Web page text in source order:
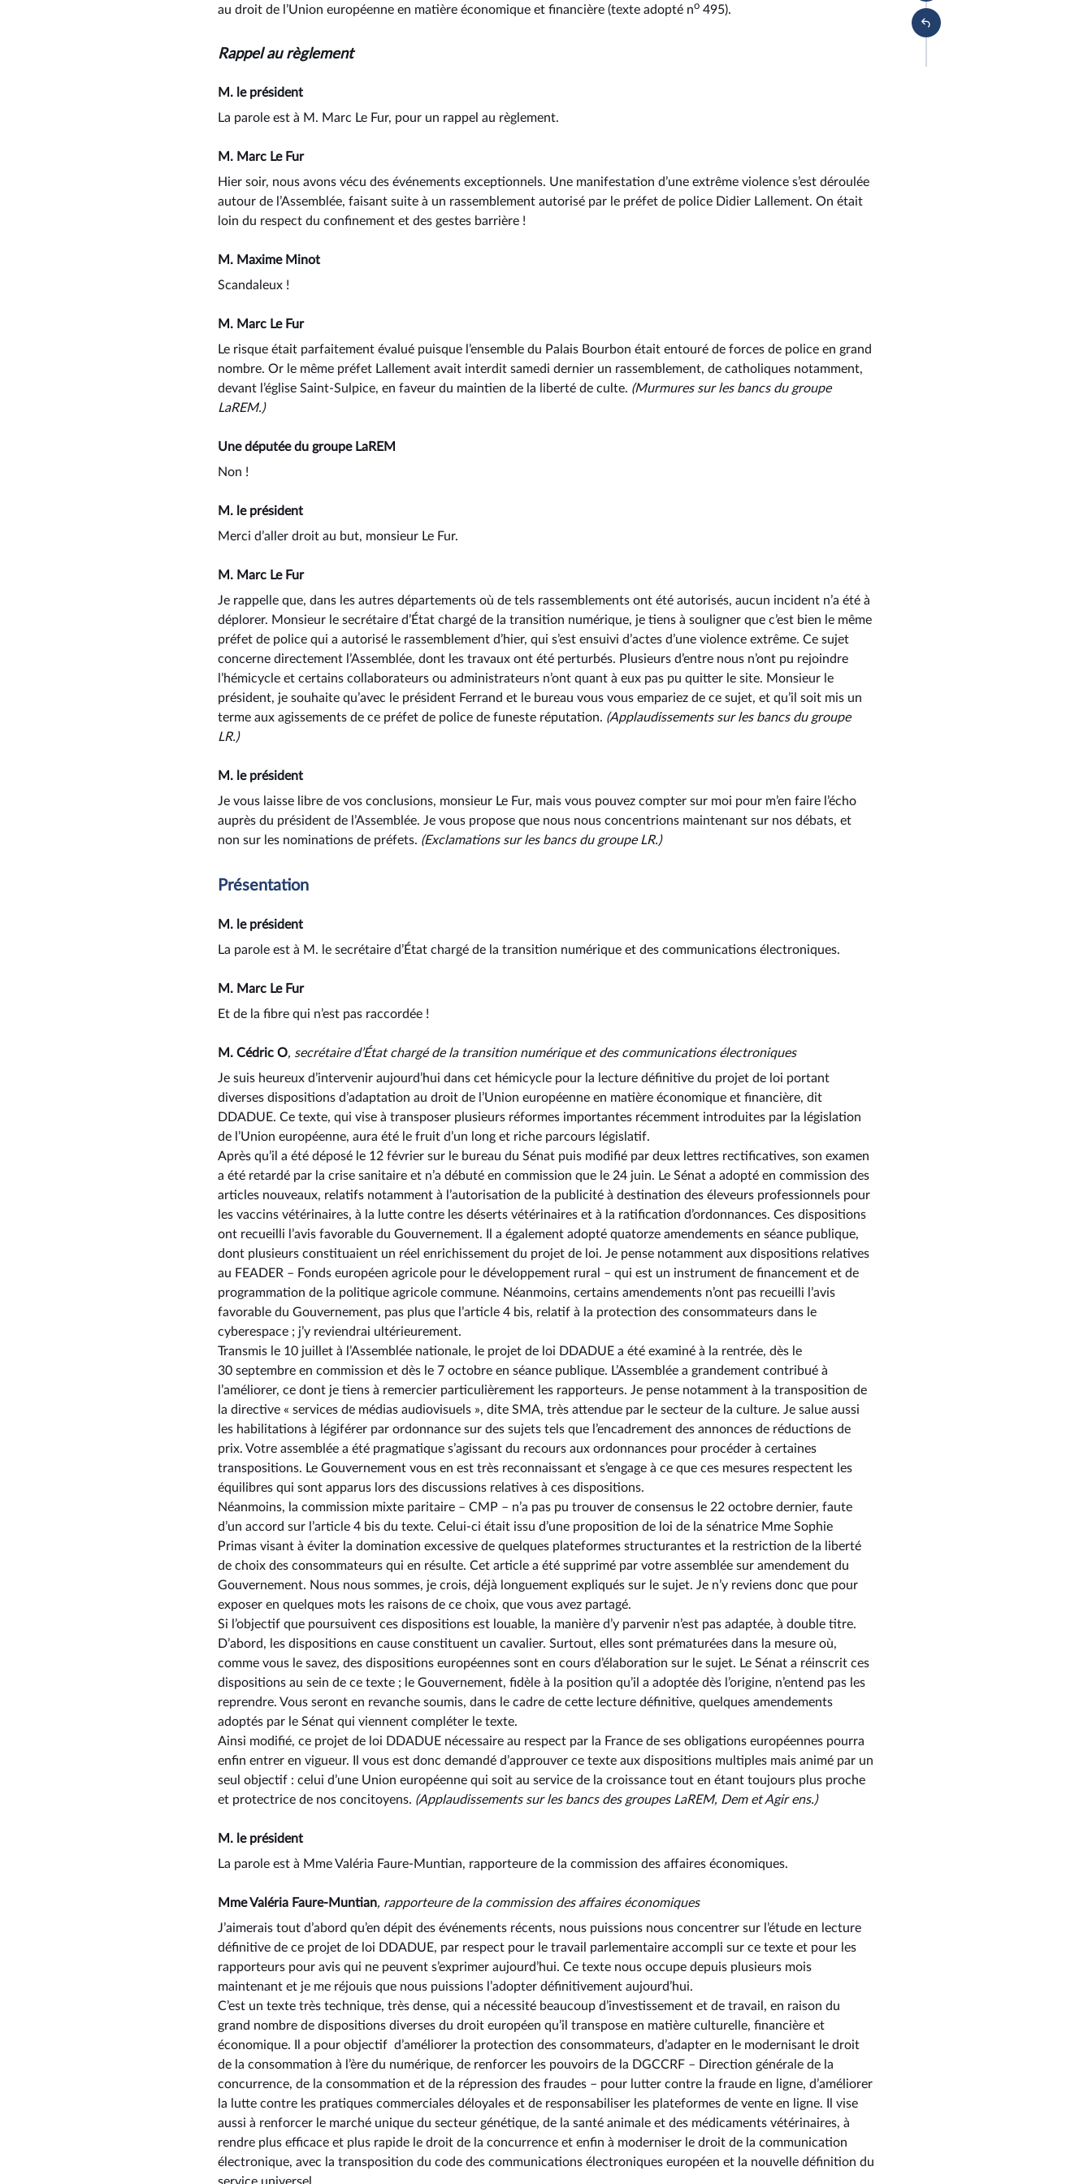
au droit de l’Union européenne en matière économique et financière (texte adopté no 495).
Rappel au règlement
M. le président
La parole est à M. Marc Le Fur, pour un rappel au règlement.
M. Marc Le Fur
Hier soir, nous avons vécu des événements exceptionnels. Une manifestation d’une extrême violence s’est déroulée
autour de l’Assemblée, faisant suite à un rassemblement autorisé par le préfet de police Didier Lallement. On était
loin du respect du confinement et des gestes barrière !
M. Maxime Minot
Scandaleux !
M. Marc Le Fur
Le risque était parfaitement évalué puisque l’ensemble du Palais Bourbon était entouré de forces de police en grand
nombre. Or le même préfet Lallement avait interdit samedi dernier un rassemblement, de catholiques notamment,
devant l’église Saint-Sulpice, en faveur du maintien de la liberté de culte. (Murmures sur les bancs du groupe
LaREM.)
Une députée du groupe LaREM
Non !
M. le président
Merci d’aller droit au but, monsieur Le Fur.
M. Marc Le Fur
Je rappelle que, dans les autres départements où de tels rassemblements ont été autorisés, aucun incident n’a été à
déplorer. Monsieur le secrétaire d’État chargé de la transition numérique, je tiens à souligner que c’est bien le même
préfet de police qui a autorisé le rassemblement d’hier, qui s’est ensuivi d’actes d’une violence extrême. Ce sujet
concerne directement l’Assemblée, dont les travaux ont été perturbés. Plusieurs d’entre nous n’ont pu rejoindre
l’hémicycle et certains collaborateurs ou administrateurs n’ont quant à eux pas pu quitter le site. Monsieur le
président, je souhaite qu’avec le président Ferrand et le bureau vous vous empariez de ce sujet, et qu’il soit mis un
terme aux agissements de ce préfet de police de funeste réputation. (Applaudissements sur les bancs du groupe
LR.)
M. le président
Je vous laisse libre de vos conclusions, monsieur Le Fur, mais vous pouvez compter sur moi pour m’en faire l’écho
auprès du président de l’Assemblée. Je vous propose que nous nous concentrions maintenant sur nos débats, et
non sur les nominations de préfets. (Exclamations sur les bancs du groupe LR.)
Présentation
M. le président
La parole est à M. le secrétaire d’État chargé de la transition numérique et des communications électroniques.
M. Marc Le Fur
Et de la fibre qui n’est pas raccordée !
M. Cédric O, secrétaire d’État chargé de la transition numérique et des communications électroniques
Je suis heureux d’intervenir aujourd’hui dans cet hémicycle pour la lecture définitive du projet de loi portant
diverses dispositions d’adaptation au droit de l’Union européenne en matière économique et financière, dit
DDADUE. Ce texte, qui vise à transposer plusieurs réformes importantes récemment introduites par la législation
de l’Union européenne, aura été le fruit d’un long et riche parcours législatif.
Après qu’il a été déposé le 12 février sur le bureau du Sénat puis modifié par deux lettres rectificatives, son examen
a été retardé par la crise sanitaire et n’a débuté en commission que le 24 juin. Le Sénat a adopté en commission des
articles nouveaux, relatifs notamment à l’autorisation de la publicité à destination des éleveurs professionnels pour
les vaccins vétérinaires, à la lutte contre les déserts vétérinaires et à la ratification d’ordonnances. Ces dispositions
ont recueilli l’avis favorable du Gouvernement. Il a également adopté quatorze amendements en séance publique,
dont plusieurs constituaient un réel enrichissement du projet de loi. Je pense notamment aux dispositions relatives
au FEADER –⁠ Fonds européen agricole pour le développement rural – qui est un instrument de financement et de
programmation de la politique agricole commune. Néanmoins, certains amendements n’ont pas recueilli l’avis
favorable du Gouvernement, pas plus que l’article 4 bis, relatif à la protection des consommateurs dans le
cyberespace ; j’y reviendrai ultérieurement.
Transmis le 10 juillet à l’Assemblée nationale, le projet de loi DDADUE a été examiné à la rentrée, dès le
30 septembre en commission et dès le 7 octobre en séance publique. L’Assemblée a grandement contribué à
l’améliorer, ce dont je tiens à remercier particulièrement les rapporteurs. Je pense notamment à la transposition de
la directive « services de médias audiovisuels », dite SMA, très attendue par le secteur de la culture. Je salue aussi
les habilitations à légiférer par ordonnance sur des sujets tels que l’encadrement des annonces de réductions de
prix. Votre assemblée a été pragmatique s’agissant du recours aux ordonnances pour procéder à certaines
transpositions. Le Gouvernement vous en est très reconnaissant et s’engage à ce que ces mesures respectent les
équilibres qui sont apparus lors des discussions relatives à ces dispositions.
Néanmoins, la commission mixte paritaire –⁠ CMP – n’a pas pu trouver de consensus le 22 octobre dernier, faute
d’un accord sur l’article 4 bis du texte. Celui-ci était issu d’une proposition de loi de la sénatrice Mme Sophie
Primas visant à éviter la domination excessive de quelques plateformes structurantes et la restriction de la liberté
de choix des consommateurs qui en résulte. Cet article a été supprimé par votre assemblée sur amendement du
Gouvernement. Nous nous sommes, je crois, déjà longuement expliqués sur le sujet. Je n’y reviens donc que pour
exposer en quelques mots les raisons de ce choix, que vous avez partagé.
Si l’objectif que poursuivent ces dispositions est louable, la manière d’y parvenir n’est pas adaptée, à double titre.
D’abord, les dispositions en cause constituent un cavalier. Surtout, elles sont prématurées dans la mesure où,
comme vous le savez, des dispositions européennes sont en cours d’élaboration sur le sujet. Le Sénat a réinscrit ces
dispositions au sein de ce texte ; le Gouvernement, fidèle à la position qu’il a adoptée dès l’origine, n’entend pas les
reprendre. Vous seront en revanche soumis, dans le cadre de cette lecture définitive, quelques amendements
adoptés par le Sénat qui viennent compléter le texte.
Ainsi modifié, ce projet de loi DDADUE nécessaire au respect par la France de ses obligations européennes pourra
enfin entrer en vigueur. Il vous est donc demandé d’approuver ce texte aux dispositions multiples mais animé par un
seul objectif : celui d’une Union européenne qui soit au service de la croissance tout en étant toujours plus proche
et protectrice de nos concitoyens. (Applaudissements sur les bancs des groupes LaREM, Dem et Agir ens.)
M. le président
La parole est à Mme Valéria Faure-Muntian, rapporteure de la commission des affaires économiques.
Mme Valéria Faure-Muntian, rapporteure de la commission des affaires économiques
J’aimerais tout d’abord qu’en dépit des événements récents, nous puissions nous concentrer sur l’étude en lecture
définitive de ce projet de loi DDADUE, par respect pour le travail parlementaire accompli sur ce texte et pour les
rapporteurs pour avis qui ne peuvent s’exprimer aujourd’hui. Ce texte nous occupe depuis plusieurs mois
maintenant et je me réjouis que nous puissions l’adopter définitivement aujourd’hui.
C’est un texte très technique, très dense, qui a nécessité beaucoup d’investissement et de travail, en raison du
grand nombre de dispositions diverses du droit européen qu’il transpose en matière culturelle, financière et
économique. Il a pour objectif d’améliorer la protection des consommateurs, d’adapter en le modernisant le droit
de la consommation à l’ère du numérique, de renforcer les pouvoirs de la DGCCRF –⁠ Direction générale de la
concurrence, de la consommation et de la répression des fraudes – pour lutter contre la fraude en ligne, d’améliorer
la lutte contre les pratiques commerciales déloyales et de responsabiliser les plateformes de vente en ligne. Il vise
aussi à renforcer le marché unique du secteur génétique, de la santé animale et des médicaments vétérinaires, à
rendre plus efficace et plus rapide le droit de la concurrence et enfin à moderniser le droit de la communication
électronique, avec la transposition du code des communications électroniques européen et la nouvelle définition du